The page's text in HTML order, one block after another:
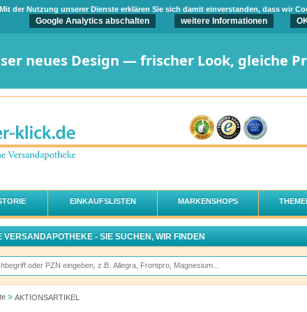
der Nutzung unserer Dienste erklären Sie sich damit einverstanden, dass wir
Google Analytics abschalten weitere Informationen
neues Design — frischer Look, gleiche
EINKAUFSLISTEN MARKENSHOPS
VERSANDAPOTHEKE - SIE SUCHEN, WIR FINDEN
AKTIONSARTIKEL